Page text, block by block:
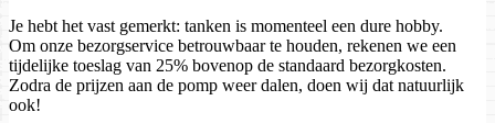
Je hebt het vast gemerkt: tanken is momenteel een dure hobby.
Om onze bezorgservice betrouwbaar te houden, rekenen we een
tijdelijke toeslag van 25% bovenop de standaard bezorgkosten.
Zodra de prijzen aan de pomp weer dalen, doen wij dat natuurlijk
ook!